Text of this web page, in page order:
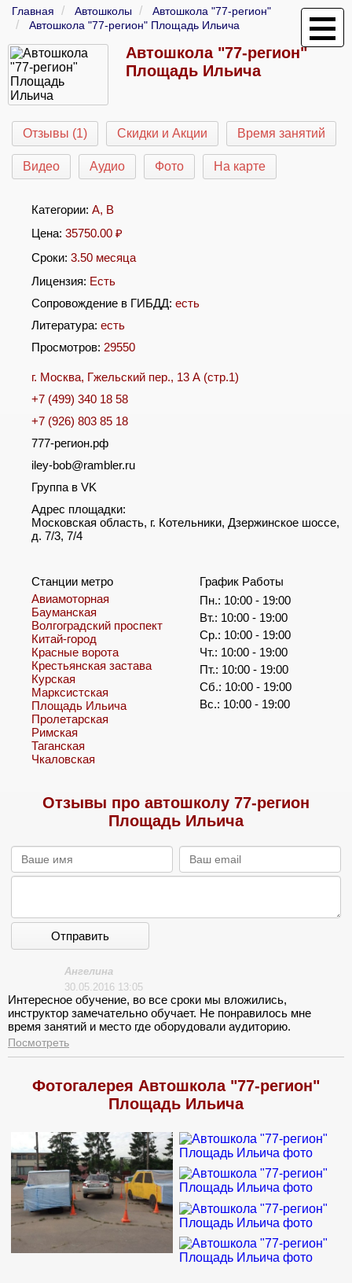
Главная Автошколы
Автошкола "77-регион"
Автошкола "77-регион" Площадь Ильича
Автошкола "77-регион"
Площадь Ильича
Отзывы (1) Скидки и Акции Время занятий
Видео Аудио Фото На карте
Категории: A, B
Цена: 35750.00 ₽
Сроки: 3.50 месяца
Лицензия: Есть
Сопровождение в ГИБДД: есть
Литература: есть
Просмотров: 29550
г. Москва, Гжельский пер., 13 А (стр.1)
+7 (499) 340 18 58
+7 (926) 803 85 18
777-регион.рф
iley-bob@rambler.ru
Группа в VK
Адрес площадки:
Московская область, г. Котельники, Дзержинское шоссе,
д. 7/3, 7/4
Станции метро
Авиамоторная
Бауманская
Волгоградский проспект
Китай-город
Красные ворота
Крестьянская застава
Курская
Марксистская
Площадь Ильича
Пролетарская
Римская
Таганская
Чкаловская
График Работы
Пн.: 10:00 - 19:00
Вт.: 10:00 - 19:00
Ср.: 10:00 - 19:00
Чт.: 10:00 - 19:00
Пт.: 10:00 - 19:00
Сб.: 10:00 - 19:00
Вс.: 10:00 - 19:00
Отзывы про автошколу 77-регион
Площадь Ильича
Отправить
Ангелина
30.05.2016 13:05
Интересное обучение, во все сроки мы вложились,
инструктор замечательно обучает. Не понравилось мне
время занятий и место где оборудовали аудиторию.
Надеялась увидеть что-то более презентабельное.
Посмотреть
Фотогалерея Автошкола "77-регион"
Площадь Ильича